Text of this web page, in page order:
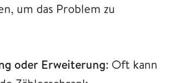
um das Problem zu
oder Erweiterung: Oft kann